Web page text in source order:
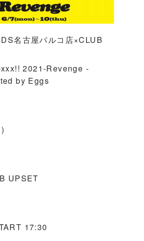
名古屋パルコ店×CLUB
2021-Revenge -
by Eggs
UPSET
17:30